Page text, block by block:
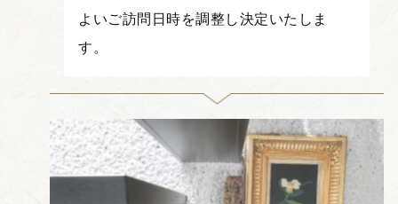
よいご訪問日時を調整し決定いたしま
す。